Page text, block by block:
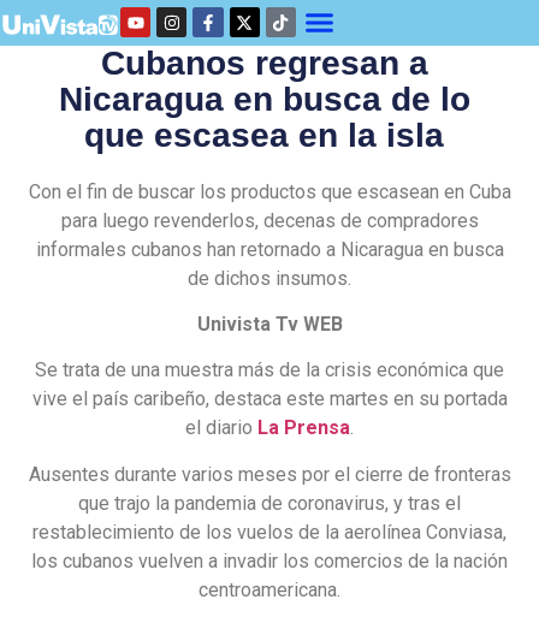
Cubanos regresan a
Nicaragua en busca de lo
que escasea en la isla
Con el fin de buscar los productos que escasean en Cuba
para luego revenderlos, decenas de compradores
informales cubanos han retornado a Nicaragua en busca
de dichos insumos.
Univista Tv WEB
Se trata de una muestra más de la crisis económica que
vive el país caribeño, destaca este martes en su portada
el diario La Prensa.
Ausentes durante varios meses por el cierre de fronteras
que trajo la pandemia de coronavirus, y tras el
restablecimiento de los vuelos de la aerolínea Conviasa,
los cubanos vuelven a invadir los comercios de la nación
centroamericana.